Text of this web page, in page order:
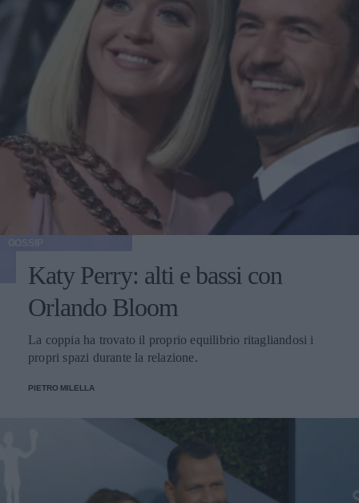
Katy Perry: alti e bassi con
Orlando Bloom
La coppia ha trovato il proprio equilibrio ritagliandosi i
propri spazi durante la relazione.
PIETRO MILELLA